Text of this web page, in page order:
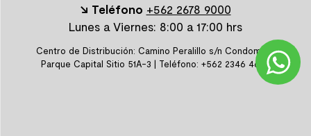
↘ Teléfono +562 2678 9000
Lunes a Viernes: 8:00 a 17:00 hrs
Centro de Distribución: Camino Peralillo s/n Condominio
Parque Capital Sitio 51A-3 | Teléfono: +562 2346 4600